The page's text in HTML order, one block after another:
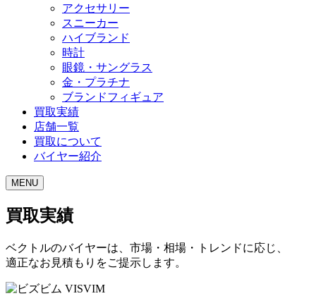
アクセサリー
スニーカー
ハイブランド
時計
眼鏡・サングラス
金・プラチナ
ブランドフィギュア
買取実績
店舗一覧
買取について
バイヤー紹介
MENU
買取実績
ベクトルのバイヤーは、市場・相場・トレンドに応じ、
適正なお見積もりをご提示します。